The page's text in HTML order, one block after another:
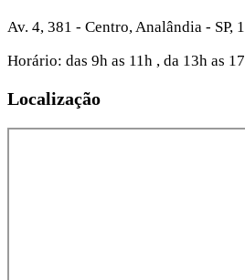
Av. 4, 381 - Centro, Analândia - SP,
Horário: das 9h as 11h , da 13h as
Localização